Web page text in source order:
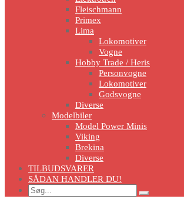
Fleischmann
Primex
Lima
Lokomotiver
Vogne
Hobby Trade / Heris
Personvogne
Lokomotiver
Godsvogne
Diverse
Modelbiler
Model Power Minis
Viking
Brekina
Diverse
TILBUDSVARER
SÅDAN HANDLER DU!
Search